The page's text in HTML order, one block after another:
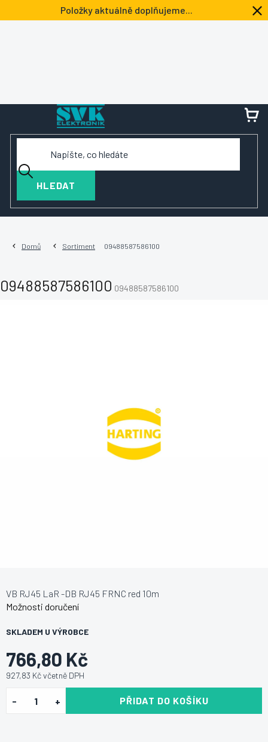
na
Položky aktuálně doplňujeme...
HLEDAT
Domů Sortiment 09488587586100
09488587586100 09488587586100
766,80 Kč
927,83 Kč včetně DPH
SKLADEM U VÝROBCE
Možnosti doručení
PŘIDAT DO KOŠÍKU
VB RJ45 LaR -DB RJ45 FRNC red 10m